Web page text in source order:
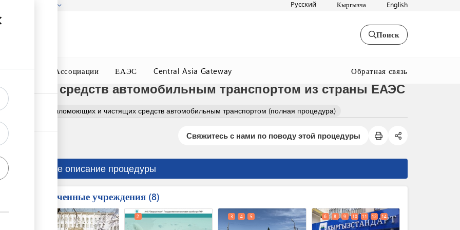
Русский Кыргызча English
Поиск
Окна Ассоциации ЕАЭС Central Asia Gateway Обратная связь
средств автомобильным транспортом из страны ЕАЭС
Импорт мыломоющих и чистящих средств автомобильным транспортом (полная процедура)
Свяжитесь с нами по поводу этой процедуры
Краткое описание процедуры
Вовлеченные учреждения 8
expand_less
2 3 4 5 6 8 9 10 11 12 14